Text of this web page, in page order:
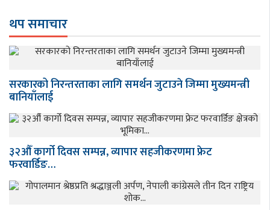
थप समाचार
सरकारको निरन्तरताका लागि समर्थन जुटाउने जिम्मा मुख्यमन्त्री
बानियाँलाई
३२औँ कार्गो दिवस सम्पन्न, व्यापार सहजीकरणमा फ्रेट
फरवार्डिङ…